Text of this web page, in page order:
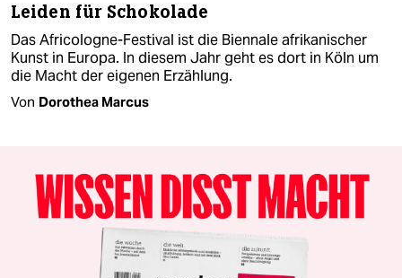
Leiden für Schokolade
Das Africologne-Festival ist die Biennale afrikanischer
Kunst in Europa. In diesem Jahr geht es dort in Köln um
die Macht der eigenen Erzählung.
Von Dorothea Marcus